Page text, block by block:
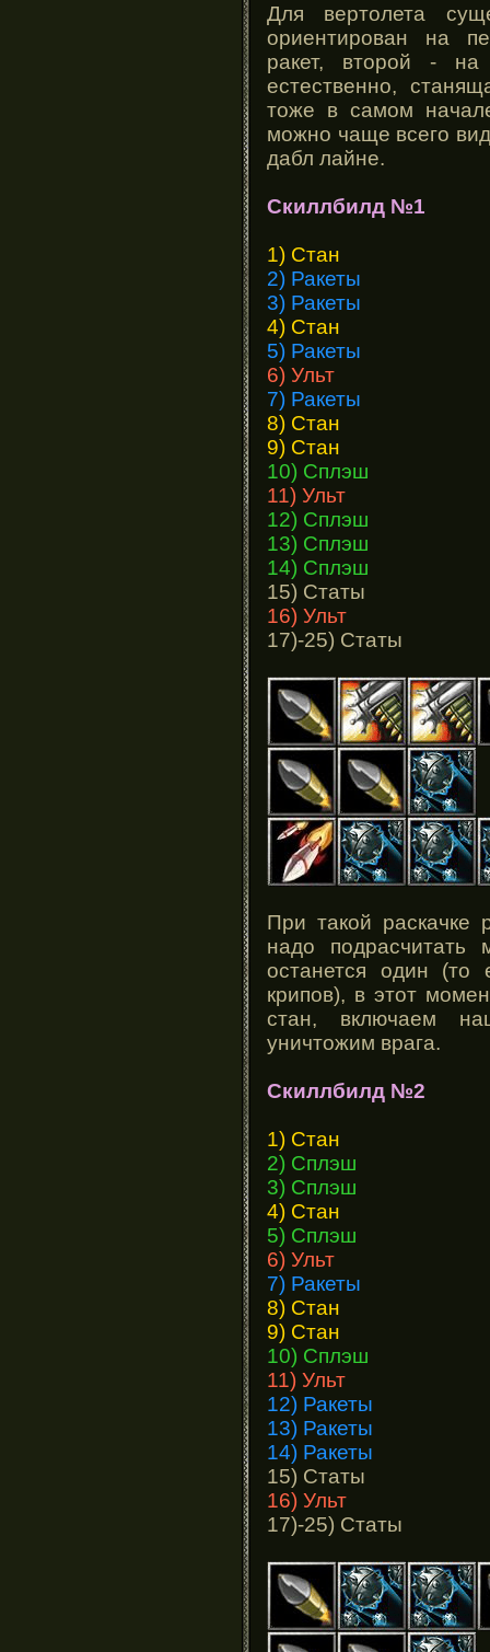
Для вертолета
ориентирован на
ракет, второй - на
естественно,
тоже в самом
можно чаще всего
дабл лайне.
Скиллбилд №1
1) Стан
2) Ракеты
3) Ракеты
4) Стан
5) Ракеты
6) Ульт
7) Ракеты
8) Стан
9) Стан
10) Сплэш
11) Ульт
12) Сплэш
13) Сплэш
14) Сплэш
15) Статы
16) Ульт
17)-25) Статы
При такой раскачке
надо подрасчитать
останется один (то
крипов), в этот
стан, включаем
уничтожим врага.
Скиллбилд №2
1) Стан
2) Сплэш
3) Сплэш
4) Стан
5) Сплэш
6) Ульт
7) Ракеты
8) Стан
9) Стан
10) Сплэш
11) Ульт
12) Ракеты
13) Ракеты
14) Ракеты
15) Статы
16) Ульт
17)-25) Статы